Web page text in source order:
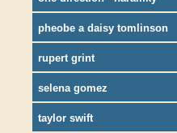
pheobe a daisy tomlinson
rupert grint
selena gomez
taylor swift